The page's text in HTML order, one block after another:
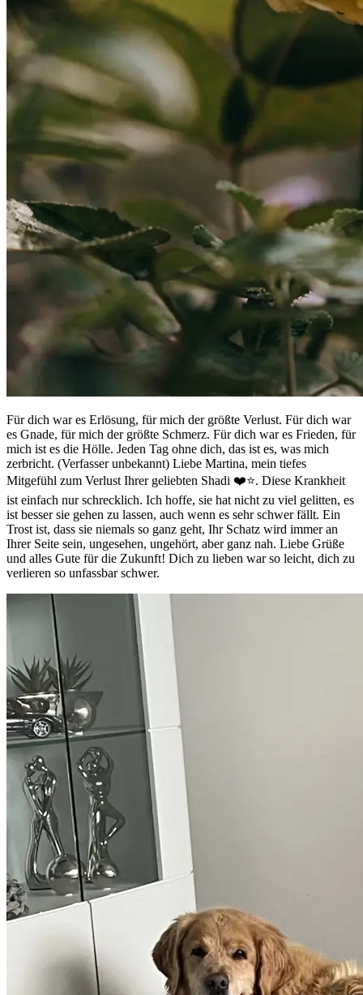
Für dich war es Erlösung, für mich der größte Verlust. Für dich war
es Gnade, für mich der größte Schmerz. Für dich war es Frieden, für
mich ist es die Hölle. Jeden Tag ohne dich, das ist es, was mich
zerbricht. (Verfasser unbekannt) Liebe Martina, mein tiefes
Mitgefühl zum Verlust Ihrer geliebten Shadi ❤️⭐️. Diese Krankheit
ist einfach nur schrecklich. Ich hoffe, sie hat nicht zu viel gelitten, es
ist besser sie gehen zu lassen, auch wenn es sehr schwer fällt. Ein
Trost ist, dass sie niemals so ganz geht, Ihr Schatz wird immer an
Ihrer Seite sein, ungesehen, ungehört, aber ganz nah. Liebe Grüße
und alles Gute für die Zukunft! Dich zu lieben war so leicht, dich zu
verlieren so unfassbar schwer.